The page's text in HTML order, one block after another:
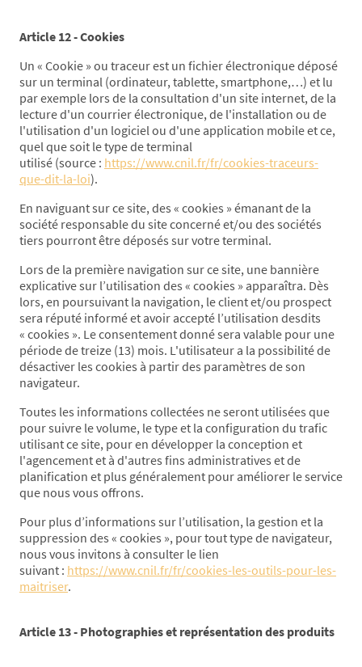
Article 12 - Cookies
Un « Cookie » ou traceur est un fichier électronique déposé
sur un terminal (ordinateur, tablette, smartphone,…) et lu
par exemple lors de la consultation d'un site internet, de la
lecture d'un courrier électronique, de l'installation ou de
l'utilisation d'un logiciel ou d'une application mobile et ce,
quel que soit le type de terminal
utilisé (source : https://www.cnil.fr/fr/cookies-traceurs-
que-dit-la-loi).
En naviguant sur ce site, des « cookies » émanant de la
société responsable du site concerné et/ou des sociétés
tiers pourront être déposés sur votre terminal.
Lors de la première navigation sur ce site, une bannière
explicative sur l’utilisation des « cookies » apparaîtra. Dès
lors, en poursuivant la navigation, le client et/ou prospect
sera réputé informé et avoir accepté l’utilisation desdits
« cookies ». Le consentement donné sera valable pour une
période de treize (13) mois. L'utilisateur a la possibilité de
désactiver les cookies à partir des paramètres de son
navigateur.
Toutes les informations collectées ne seront utilisées que
pour suivre le volume, le type et la configuration du trafic
utilisant ce site, pour en développer la conception et
l'agencement et à d'autres fins administratives et de
planification et plus généralement pour améliorer le service
que nous vous offrons.
Pour plus d’informations sur l’utilisation, la gestion et la
suppression des « cookies », pour tout type de navigateur,
nous vous invitons à consulter le lien
suivant : https://www.cnil.fr/fr/cookies-les-outils-pour-les-
maitriser.
Article 13 - Photographies et représentation des produits